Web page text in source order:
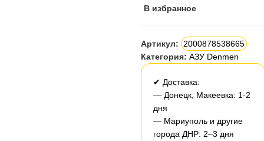
В избранное
Артикул: 2000878538665
Категория: АЗУ Denmen
✔ Доставка:
— Донецк, Макеевка: 1-2
дня
— Мариуполь и другие
города ДНР: 2–3 дня